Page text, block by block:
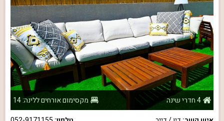
4 חדרי שינה
מקסימום אורחים ללינה: 14